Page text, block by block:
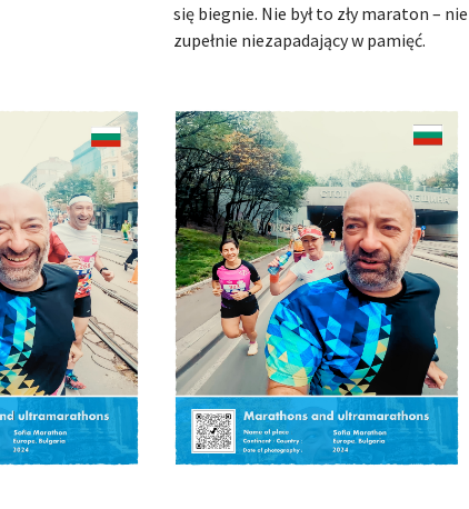
się biegnie. Nie był to zły maraton –
zupełnie niezapadający w pamięć.